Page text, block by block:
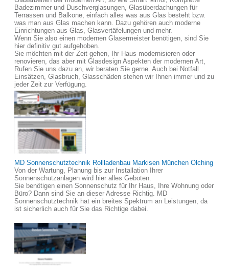
Badezimmer und Duschverglasungen, Glasüberdachungen für
Terrassen und Balkone, einfach alles was aus Glas besteht bzw.
was man aus Glas machen kann. Dazu gehören auch moderne
Einrichtungen aus Glas, Glasvertäfelungen und mehr.
Wenn Sie also einen modernen Glasermeister benötigen, sind Sie
hier definitiv gut aufgehoben.
Sie möchten mit der Zeit gehen, Ihr Haus modernisieren oder
renovieren, das aber mit Glasdesign Aspekten der modernen Art,
Rufen Sie uns dazu an, wir beraten Sie gerne. Auch bei Notfall
Einsätzen, Glasbruch, Glasschäden stehen wir Ihnen immer und zu
jeder Zeit zur Verfügung.
MD Sonnenschutztechnik Rollladenbau Markisen München Olching
Von der Wartung, Planung bis zur Installation Ihrer
Sonnenschutzanlagen wird hier alles Geboten.
Sie benötigen einen Sonnenschutz für Ihr Haus, Ihre Wohnung oder
Büro? Dann sind Sie an dieser Adresse Richtig. MD
Sonnenschutztechnik hat ein breites Spektrum an Leistungen, da
ist sicherlich auch für Sie das Richtige dabei.